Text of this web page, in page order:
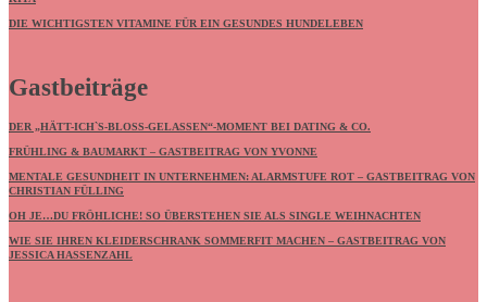
DIE WICHTIGSTEN VITAMINE FÜR EIN GESUNDES HUNDELEBEN
Gastbeiträge
DER „HÄTT-ICH`S-BLOSS-GELASSEN“-MOMENT BEI DATING & CO.
FRÜHLING & BAUMARKT – GASTBEITRAG VON YVONNE
MENTALE GESUNDHEIT IN UNTERNEHMEN: ALARMSTUFE ROT – GASTBEITRAG VON
CHRISTIAN FÜLLING
OH JE…DU FRÖHLICHE! SO ÜBERSTEHEN SIE ALS SINGLE WEIHNACHTEN
WIE SIE IHREN KLEIDERSCHRANK SOMMERFIT MACHEN – GASTBEITRAG VON
JESSICA HASSENZAHL